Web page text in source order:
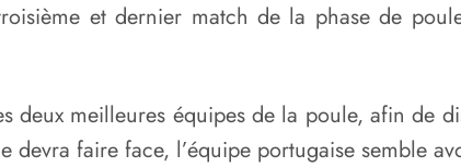
et dernier match de la phase de
deux meilleures équipes de la poule, afin de
faire face, l’équipe portugaise semble